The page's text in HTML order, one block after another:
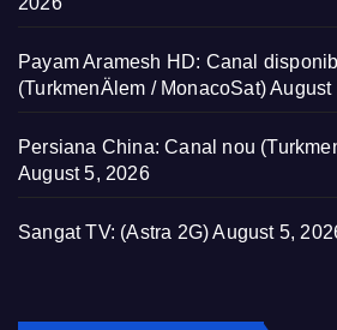
Payam Aramesh HD: Canal
(TurkmenÄlem / MonacoSat)August
Persiana China: Canal nou
August 5, 2026
Sangat TV: (Astra 2G) August 5,